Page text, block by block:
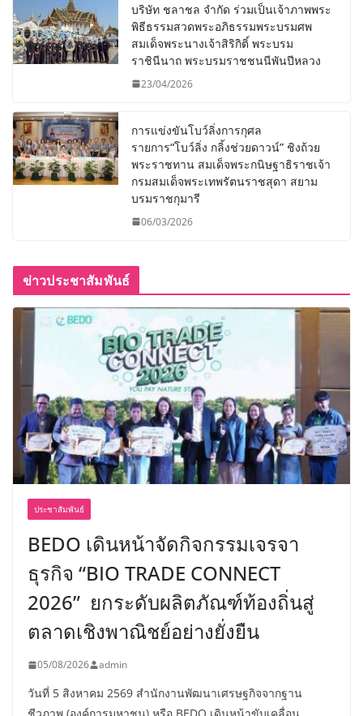
บริษัท ชลาชล จำกัด ร่วมเป็นเจ้าภาพพระ
พิธีธรรมสวดพระอภิธรรมพระบรมศพ
สมเด็จพระนางเจ้าสิริกิติ์ พระบรม
ราชินีนาถ พระบรมราชชนนีพันปีหลวง
23/04/2026
การแข่งขันโบว์ลิ่งการกุศล
รายการ“โบว์ลิ่ง กลิ้งช่วยดาวน์” ชิงถ้วย
พระราชทาน สมเด็จพระกนิษฐาธิราชเจ้า
กรมสมเด็จพระเทพรัตนราชสุดา สยาม
บรมราชกุมารี
06/03/2026
ข่าวประชาสัมพันธ์
ประชาสัมพันธ์
BEDO เดินหน้าจัดกิจกรรมเจรจา
ธุรกิจ “BIO TRADE CONNECT
2026” ยกระดับผลิตภัณฑ์ท้องถิ่นสู่
ตลาดเชิงพาณิชย์อย่างยั่งยืน
05/08/2026 admin
วันที่ 5 สิงหาคม 2569 สำนักงานพัฒนาเศรษฐกิจจากฐาน